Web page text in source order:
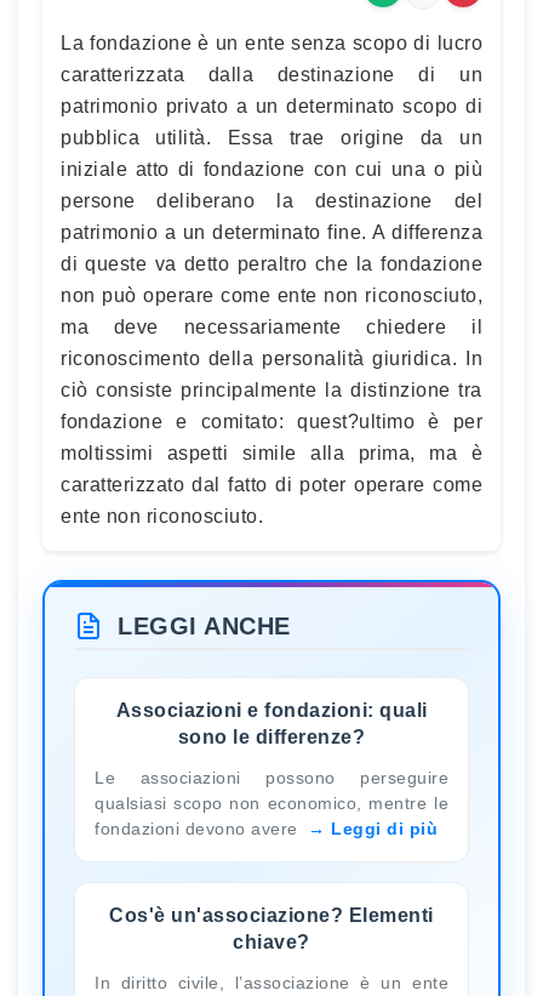
La fondazione è un ente senza scopo di lucro
caratterizzata dalla destinazione di un
patrimonio privato a un determinato scopo di
pubblica utilità. Essa trae origine da un
iniziale atto di fondazione con cui una o più
persone deliberano la destinazione del
patrimonio a un determinato fine. A differenza
di queste va detto peraltro che la fondazione
non può operare come ente non riconosciuto,
ma deve necessariamente chiedere il
riconoscimento della personalità giuridica. In
ciò consiste principalmente la distinzione tra
fondazione e comitato: quest?ultimo è per
moltissimi aspetti simile alla prima, ma è
caratterizzato dal fatto di poter operare come
ente non riconosciuto.
LEGGI ANCHE
Associazioni e fondazioni: quali
sono le differenze?
Le associazioni possono perseguire
qualsiasi scopo non economico, mentre le
fondazioni devono avere
Leggi di più
Cos'è un'associazione? Elementi
chiave?
In diritto civile, l’associazione è un ente